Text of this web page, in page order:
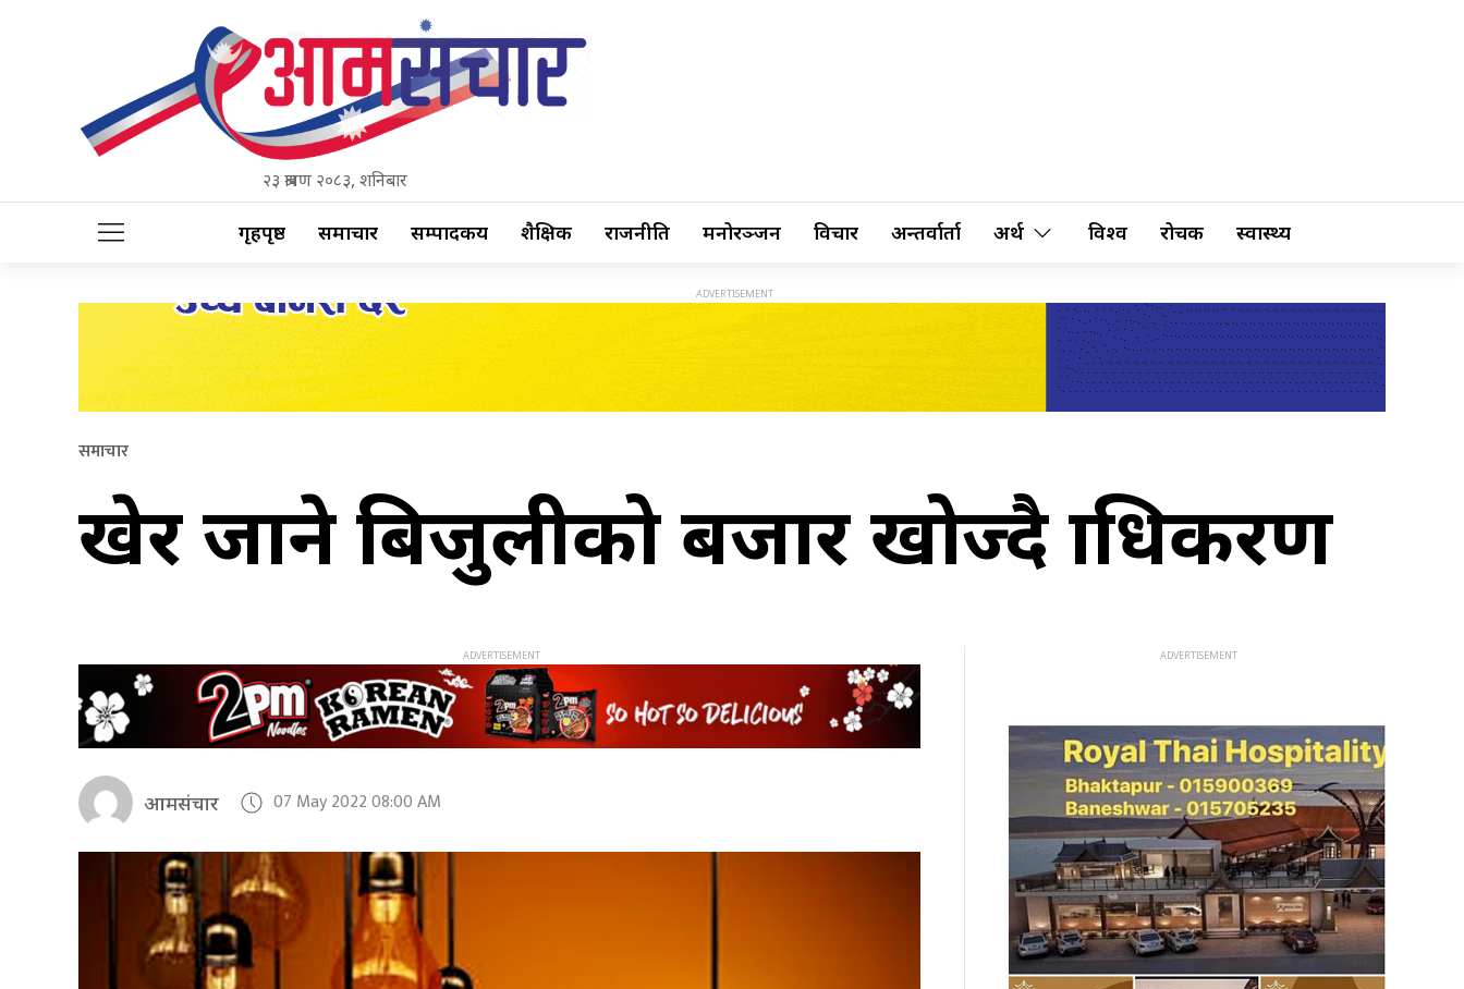
२३ श्रावण २०८३, शनिबार
गृहपृष्ठ समाचार सम्पादकीय शैक्षिक राजनीति मनोरञ्जन विचार अन्तर्वार्ता अर्थ विश्व रोचक स्वास्थ्य
समाचार
खेर जाने बिजुलीको बजार खोज्दै प्राधिकरण
आमसंचार 07 May 2022 08:00 AM